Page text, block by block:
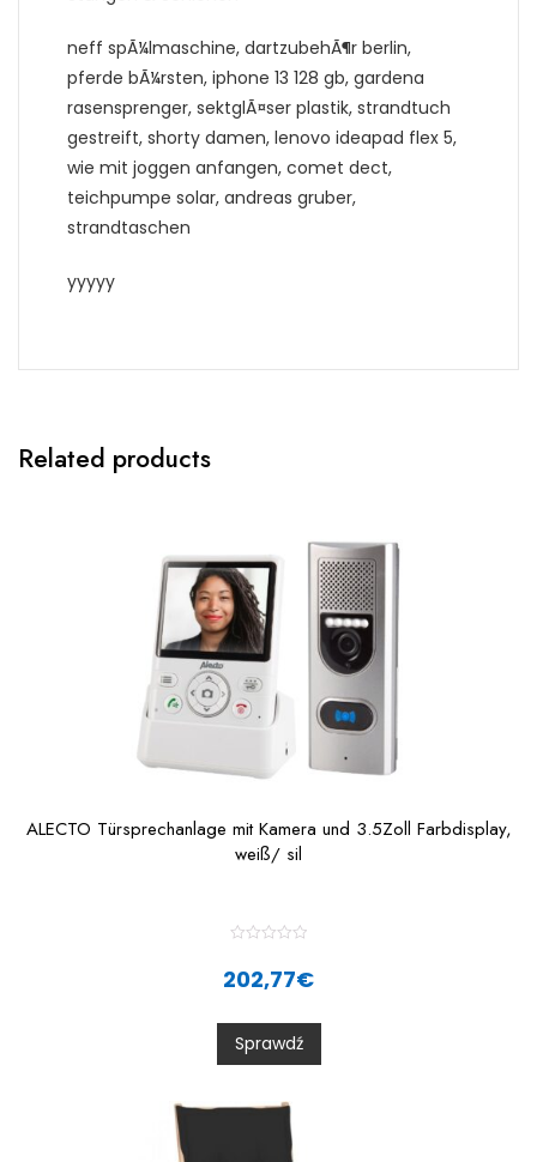
neff spÃ¼lmaschine, dartzubehÃ¶r berlin,
pferde bÃ¼rsten, iphone 13 128 gb, gardena
rasensprenger, sektglÃ¤ser plastik, strandtuch
gestreift, shorty damen, lenovo ideapad flex 5,
wie mit joggen anfangen, comet dect,
teichpumpe solar, andreas gruber,
strandtaschen
yyyyy
Related products
ALECTO Türsprechanlage mit Kamera und 3.5Zoll Farbdisplay,
weiß/ sil
t
0
o
u
t
5
202,77€
Sprawdź